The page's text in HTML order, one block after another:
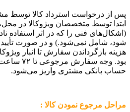
پس از درخواست استرداد کالا توسط
ابتدا توسط متخصصان ویژوکالا در
(اشکال‏‌های فنی را که در اثر استفاده
شود، شامل نمی‌‏شود.) و در صورت
هزینه بازگرداندن سفارش تا انبار
بود. وجه
حساب بانکی مشتری واریز می‌شود.
مراحل مرجوع نمودن کالا :